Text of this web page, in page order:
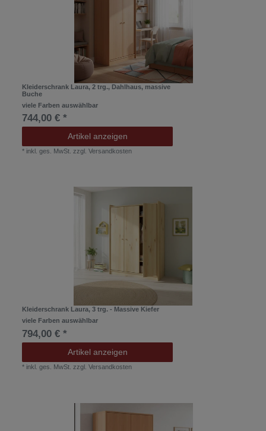
Kleiderschrank Laura, 2 trg., Dahlhaus, massive
Buche
viele Farben auswählbar
744,00 € *
Artikel anzeigen
* inkl. ges. MwSt. zzgl.Versandkosten
Kleiderschrank Laura, 3 trg. - Massive Kiefer
viele Farben auswählbar
794,00 € *
Artikel anzeigen
* inkl. ges. MwSt. zzgl.Versandkosten